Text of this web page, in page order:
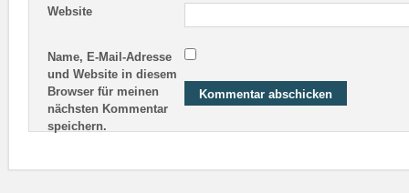
Website
Name, E-Mail-Adresse
und Website in diesem
Browser für meinen
nächsten Kommentar
speichern.